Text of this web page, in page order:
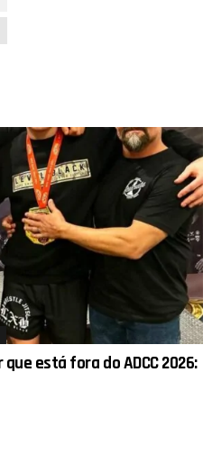
está fora do ADCC 2026: